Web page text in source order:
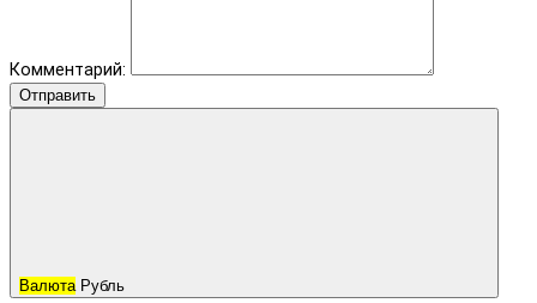
Комментарий:
Отправить
Валюта Рубль